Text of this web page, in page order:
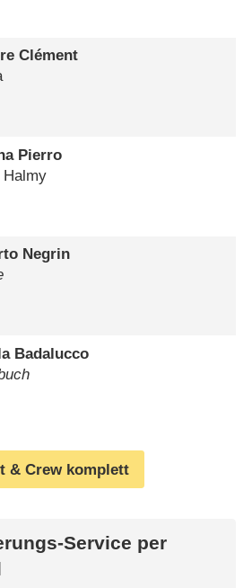
Clément
Pierro
Halmy
Negrin
Badalucco
& Crew komplett
Service per